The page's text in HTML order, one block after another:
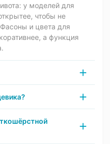
у моделей для
чтобы не
и цвета для
а функция